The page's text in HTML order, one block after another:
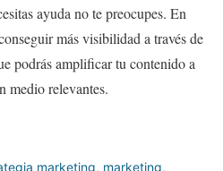
ayuda no te preocupes. En
más visibilidad a través de
podrás amplificar tu contenido a
medio relevantes.
marketing, marketing,